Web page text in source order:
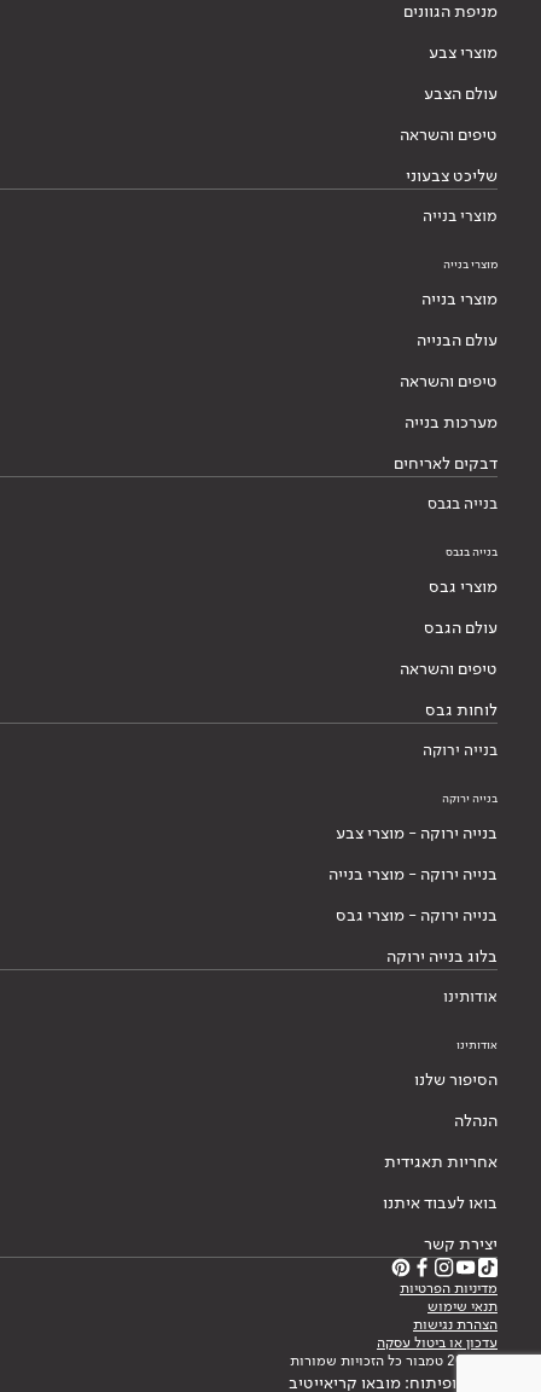
מניפת הגוונים
מוצרי צבע
עולם הצבע
טיפים והשראה
שליכט צבעוני
מוצרי בנייה
מוצרי בנייה
מוצרי בנייה
עולם הבנייה
טיפים והשראה
מערכות בנייה
דבקים לאריחים
בנייה בגבס
בנייה בגבס
מוצרי גבס
עולם הגבס
טיפים והשראה
לוחות גבס
בנייה ירוקה
בנייה ירוקה
בנייה ירוקה - מוצרי צבע
בנייה ירוקה - מוצרי בנייה
בנייה ירוקה - מוצרי גבס
בלוג בנייה ירוקה
אודותינו
אודותינו
הסיפור שלנו
הנהלה
אחריות תאגידית
בואו לעבוד איתנו
יצירת קשר
מדיניות הפרטיות
תנאי שימוש
הצהרת נגישות
עדכון או ביטול עסקה
© 2026 טמבור כל הזכויות שמורות
עיצוב ופיתוח: מובאו קריאייטיב